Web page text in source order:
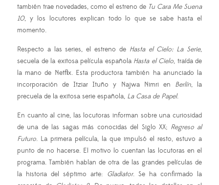
también trae novedades, como el estreno de Tu Cara Me Suena
10, y los locutores explican todo lo que se sabe hasta el
momento.
Respecto a las series, el estreno de Hasta el Cielo: La Serie,
secuela de la exitosa película española Hasta el Cielo, traída de
la mano de Netflix. Esta productora también ha anunciado la
incorporación de Itziar Ituño y Najwa Nimri en Berlín, la
precuela de la exitosa serie española, La Casa de Papel.
En cuanto al cine, las locutoras informan sobre una curiosidad
de una de las sagas más conocidas del Siglo XX; Regreso al
Futuro. La primera película, la que impulsó el resto, estuvo a
punto de no hacerse. El motivo lo cuentan las locutoras en el
programa. También hablan de otra de las grandes películas de
la historia del séptimo arte: Gladiator. Se ha confirmado la